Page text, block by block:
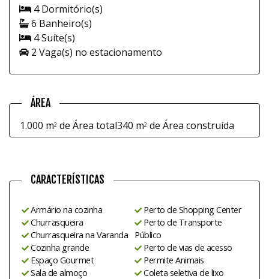
4 Dormitório(s)
6 Banheiro(s)
4 Suíte(s)
2 Vaga(s) no estacionamento
ÁREA
1.000 m2 de Área total340 m2 de Área construída
CARACTERÍSTICAS
Armário na cozinha
Churrasqueira
Churrasqueira na Varanda
Cozinha grande
Espaço Gourmet
Sala de almoço
Perto de Shopping Center
Perto de Transporte
Público
Perto de vias de acesso
Permite Animais
Coleta seletiva de lixo